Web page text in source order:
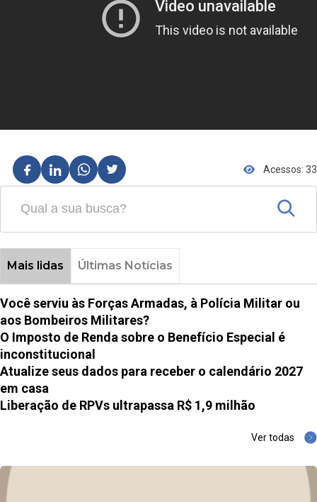
Acessos: 33
Mais lidas Últimas Notícias
Você serviu às Forças Armadas, à Polícia Militar ou
aos Bombeiros Militares?
O Imposto de Renda sobre o Benefício Especial é
inconstitucional
Atualize seus dados para receber o calendário 2027
em casa
Liberação de RPVs ultrapassa R$ 1,9 milhão
Ver todas